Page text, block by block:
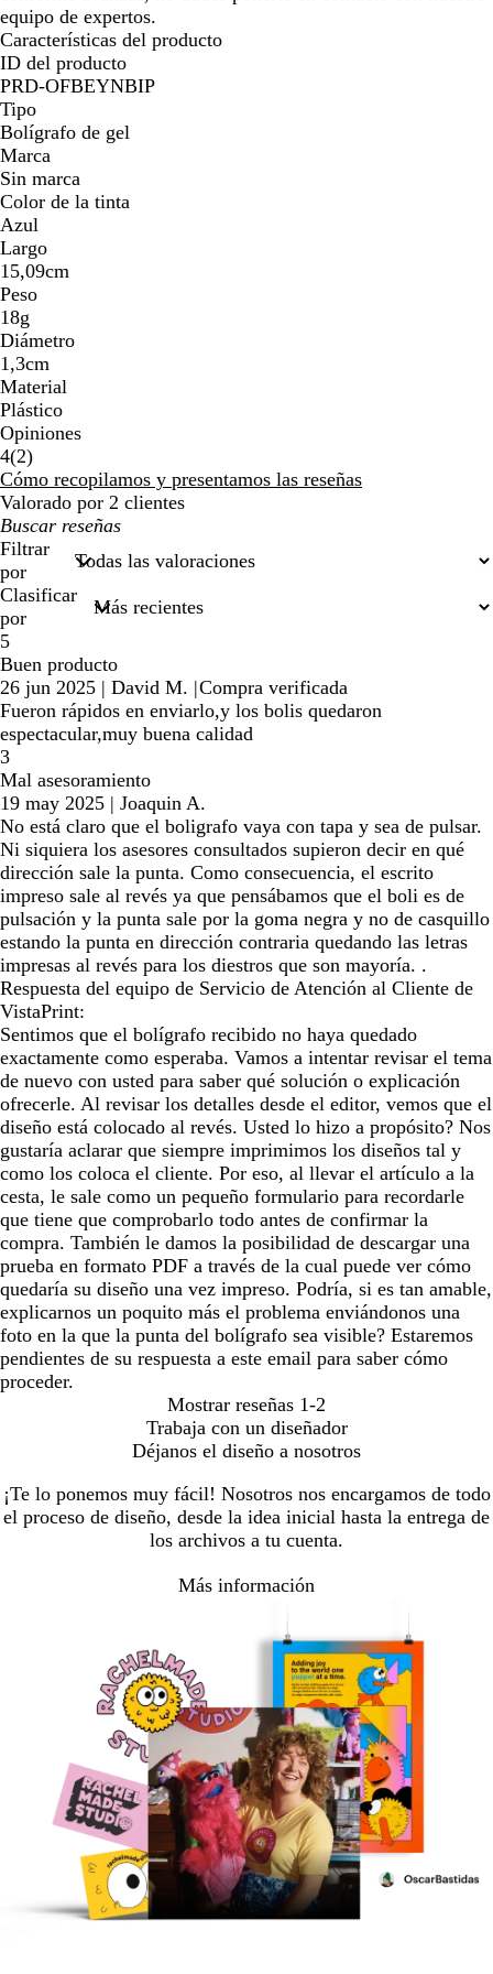
equipo de expertos.
Características del producto
ID del producto
PRD-OFBEYNBIP
Tipo
Bolígrafo de gel
Marca
Sin marca
Color de la tinta
Azul
Largo
15,09cm
Peso
18g
Diámetro
1,3cm
Material
Plástico
Opiniones
4(22
reseñas
)
Cómo recopilamos y presentamos las reseñas
Valorado por 2 clientes
Mis
búsquedas
Filtrar
por
Clasificar
por
5
Buen producto
26 jun 2025 | David M. |Compra verificada
Fueron rápidos en enviarlo,y los bolis quedaron
espectacular,muy buena calidad
3
Mal asesoramiento
19 may 2025 | Joaquin A.
No está claro que el boligrafo vaya con tapa y sea de pulsar.
Ni siquiera los asesores consultados supieron decir en qué
dirección sale la punta. Como consecuencia, el escrito
impreso sale al revés ya que pensábamos que el boli es de
pulsación y la punta sale por la goma negra y no de casquillo
estando la punta en dirección contraria quedando las letras
impresas al revés para los diestros que son mayoría. .
Respuesta del equipo de Servicio de Atención al Cliente de
VistaPrint:
Sentimos que el bolígrafo recibido no haya quedado
exactamente como esperaba. Vamos a intentar revisar el tema
de nuevo con usted para saber qué solución o explicación
ofrecerle. Al revisar los detalles desde el editor, vemos que el
diseño está colocado al revés. Usted lo hizo a propósito? Nos
gustaría aclarar que siempre imprimimos los diseños tal y
como los coloca el cliente. Por eso, al llevar el artículo a la
cesta, le sale como un pequeño formulario para recordarle
que tiene que comprobarlo todo antes de confirmar la
compra. También le damos la posibilidad de descargar una
prueba en formato PDF a través de la cual puede ver cómo
quedaría su diseño una vez impreso. Podría, si es tan amable,
explicarnos un poquito más el problema enviándonos una
foto en la que la punta del bolígrafo sea visible? Estaremos
pendientes de su respuesta a este email para saber cómo
proceder.
Mostrar reseñas 1-2
Trabaja con un diseñador
Déjanos el diseño a nosotros
¡Te lo ponemos muy fácil! Nosotros nos encargamos de todo
el proceso de diseño, desde la idea inicial hasta la entrega de
los archivos a tu cuenta.
Más información